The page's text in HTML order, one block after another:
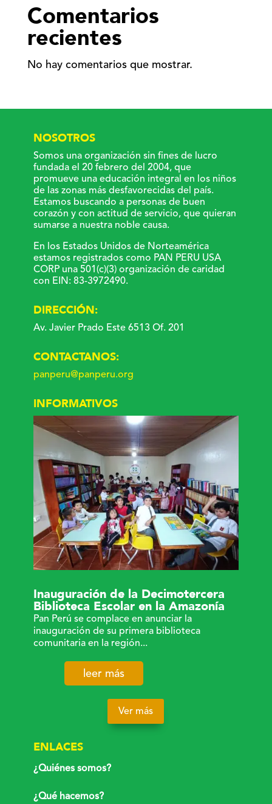
Comentarios
recientes
No hay comentarios que mostrar.
NOSOTROS
Somos una organización sin fines de lucro
fundada el 20 febrero del 2004, que
promueve una educación integral en los niños
de las zonas más desfavorecidas del país.
Estamos buscando a personas de buen
corazón y con actitud de servicio, que quieran
sumarse a nuestra noble causa.
En los Estados Unidos de Norteamérica
estamos registrados como PAN PERU USA
CORP una 501(c)(3) organización de caridad
con EIN: 83-3972490.
DIRECCIÓN:
Av. Javier Prado Este 6513 Of. 201
CONTACTANOS:
panperu@panperu.org
INFORMATIVOS
Inauguración de la Decimotercera
Biblioteca Escolar en la Amazonía
Pan Perú se complace en anunciar la
inauguración de su primera biblioteca
comunitaria en la región...
leer más
Ver más
ENLACES
¿Quiénes somos?
¿Qué hacemos?